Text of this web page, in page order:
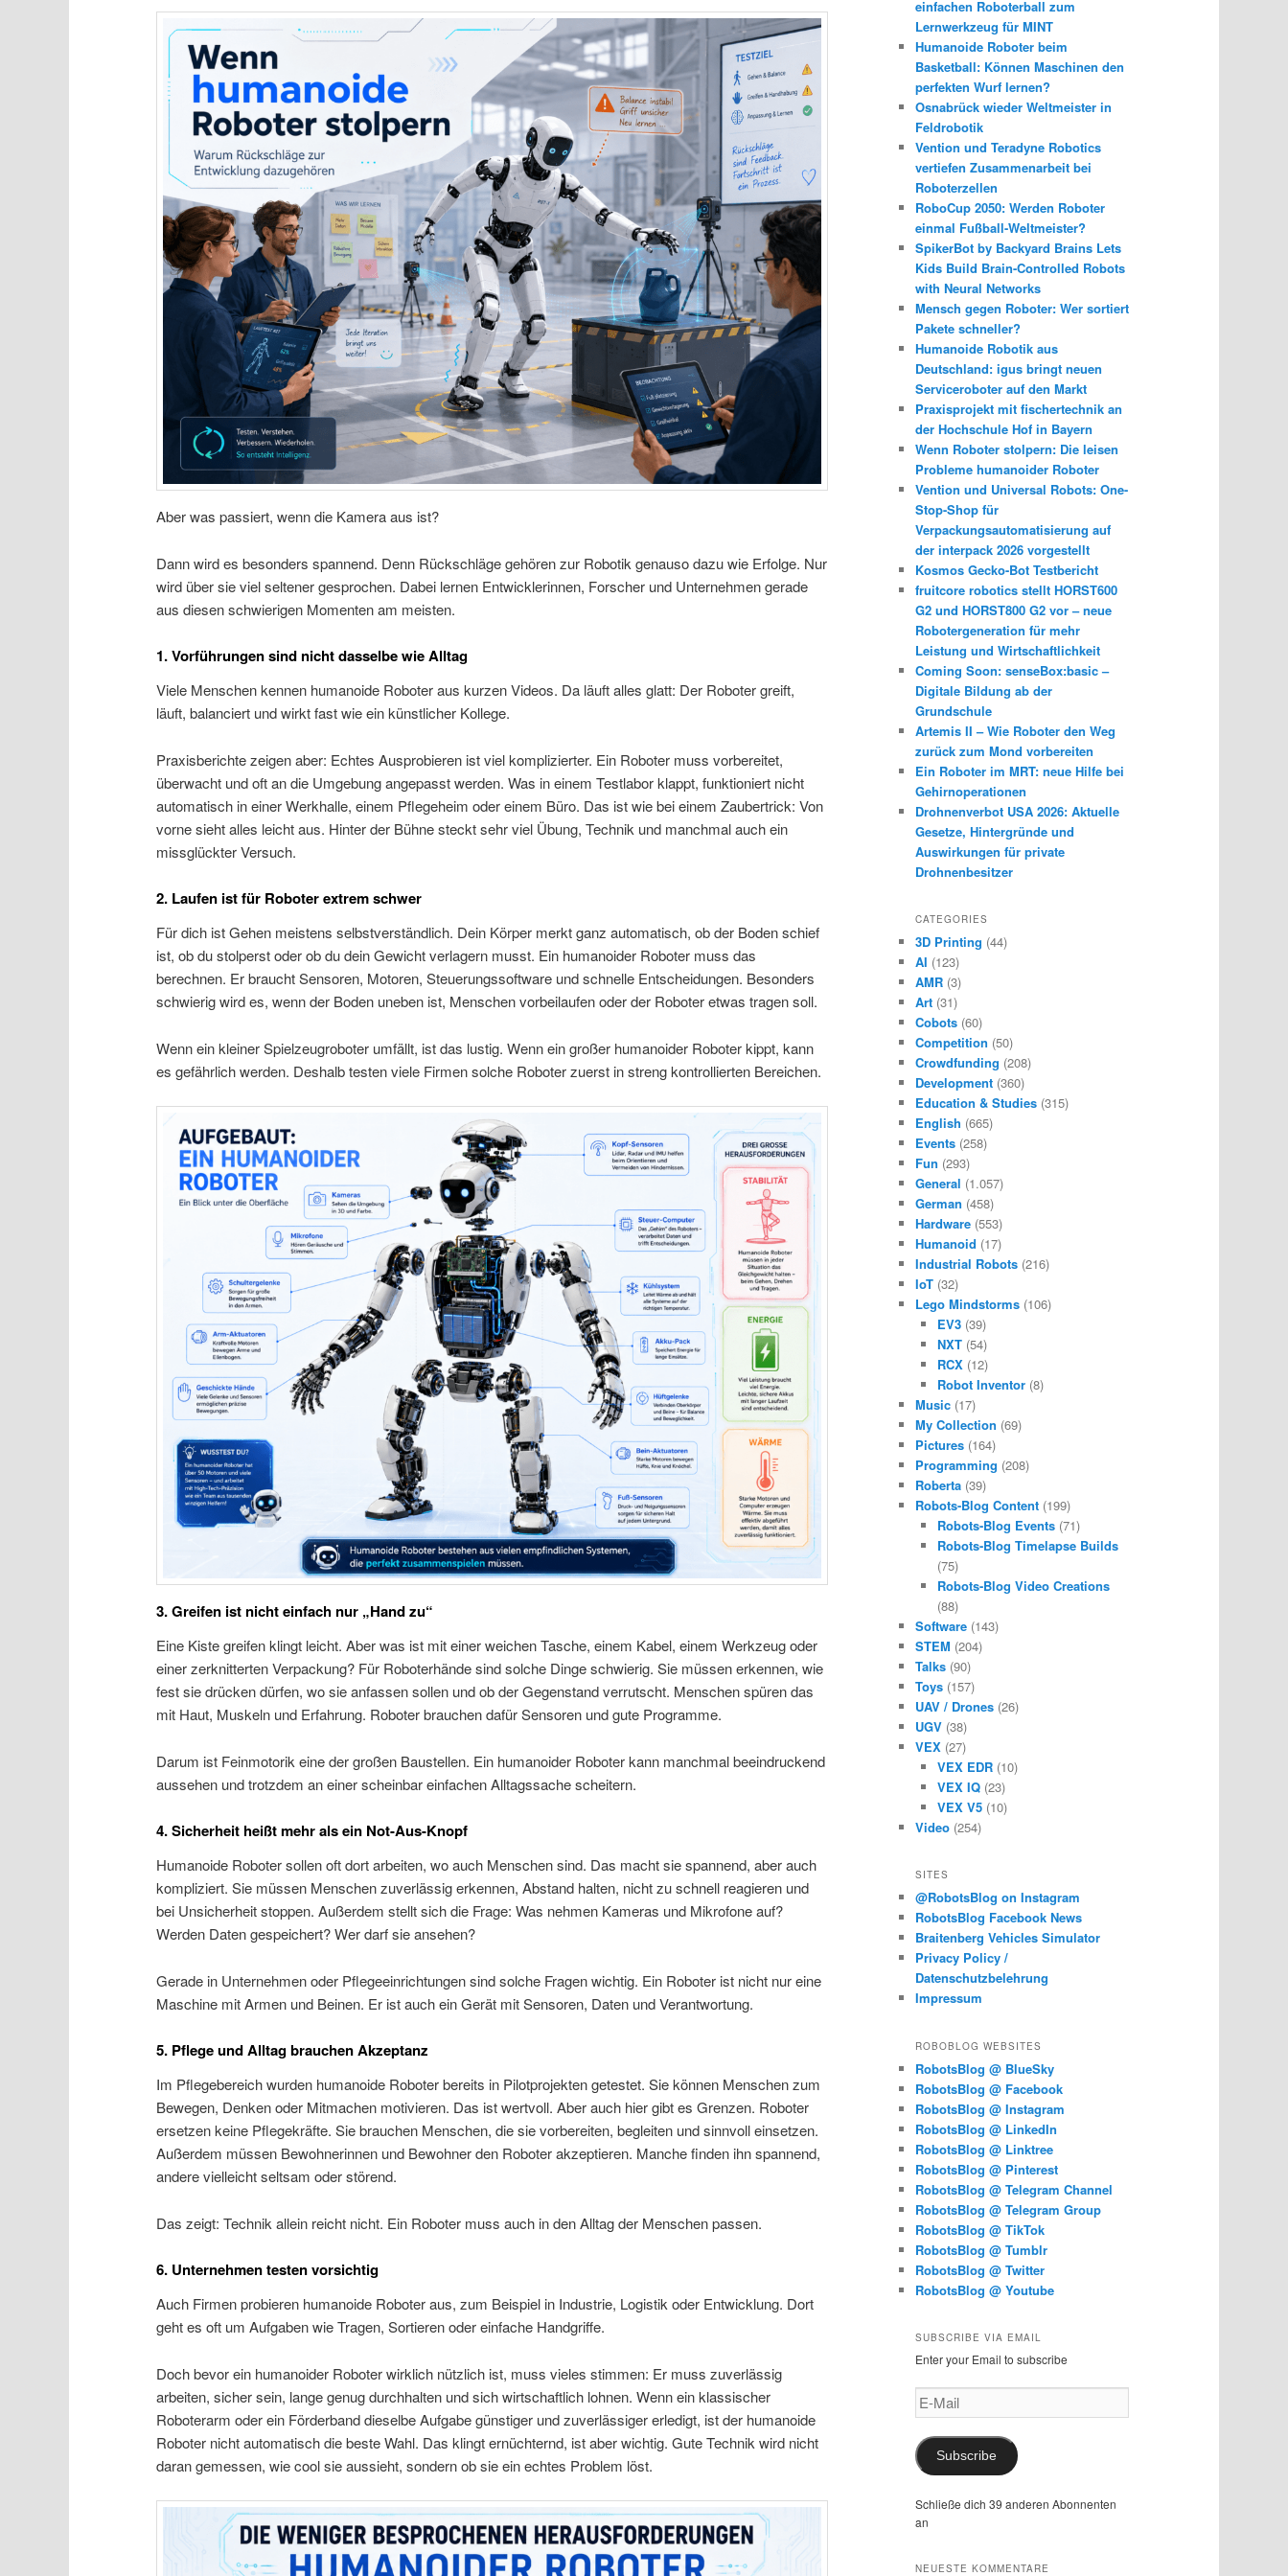
Aber was passiert, wenn die Kamera aus ist?
Dann wird es besonders spannend. Denn Rückschläge gehören zur Robotik genauso dazu wie Erfolge. Nur
wird über sie viel seltener gesprochen. Dabei lernen Entwicklerinnen, Forscher und Unternehmen gerade
aus diesen schwierigen Momenten am meisten.
1. Vorführungen sind nicht dasselbe wie Alltag
Viele Menschen kennen humanoide Roboter aus kurzen Videos. Da läuft alles glatt: Der Roboter greift,
läuft, balanciert und wirkt fast wie ein künstlicher Kollege.
Praxisberichte zeigen aber: Echtes Ausprobieren ist viel komplizierter. Ein Roboter muss vorbereitet,
überwacht und oft an die Umgebung angepasst werden. Was in einem Testlabor klappt, funktioniert nicht
automatisch in einer Werkhalle, einem Pflegeheim oder einem Büro. Das ist wie bei einem Zaubertrick: Von
vorne sieht alles leicht aus. Hinter der Bühne steckt sehr viel Übung, Technik und manchmal auch ein
missglückter Versuch.
2. Laufen ist für Roboter extrem schwer
Für dich ist Gehen meistens selbstverständlich. Dein Körper merkt ganz automatisch, ob der Boden schief
ist, ob du stolperst oder ob du dein Gewicht verlagern musst. Ein humanoider Roboter muss das
berechnen. Er braucht Sensoren, Motoren, Steuerungssoftware und schnelle Entscheidungen. Besonders
schwierig wird es, wenn der Boden uneben ist, Menschen vorbeilaufen oder der Roboter etwas tragen soll.
Wenn ein kleiner Spielzeugroboter umfällt, ist das lustig. Wenn ein großer humanoider Roboter kippt, kann
es gefährlich werden. Deshalb testen viele Firmen solche Roboter zuerst in streng kontrollierten Bereichen.
3. Greifen ist nicht einfach nur „Hand zu“
Eine Kiste greifen klingt leicht. Aber was ist mit einer weichen Tasche, einem Kabel, einem Werkzeug oder
einer zerknitterten Verpackung? Für Roboterhände sind solche Dinge schwierig. Sie müssen erkennen, wie
fest sie drücken dürfen, wo sie anfassen sollen und ob der Gegenstand verrutscht. Menschen spüren das
mit Haut, Muskeln und Erfahrung. Roboter brauchen dafür Sensoren und gute Programme.
Darum ist Feinmotorik eine der großen Baustellen. Ein humanoider Roboter kann manchmal beeindruckend
aussehen und trotzdem an einer scheinbar einfachen Alltagssache scheitern.
4. Sicherheit heißt mehr als ein Not-Aus-Knopf
Humanoide Roboter sollen oft dort arbeiten, wo auch Menschen sind. Das macht sie spannend, aber auch
kompliziert. Sie müssen Menschen zuverlässig erkennen, Abstand halten, nicht zu schnell reagieren und
bei Unsicherheit stoppen. Außerdem stellt sich die Frage: Was nehmen Kameras und Mikrofone auf?
Werden Daten gespeichert? Wer darf sie ansehen?
Gerade in Unternehmen oder Pflegeeinrichtungen sind solche Fragen wichtig. Ein Roboter ist nicht nur eine
Maschine mit Armen und Beinen. Er ist auch ein Gerät mit Sensoren, Daten und Verantwortung.
5. Pflege und Alltag brauchen Akzeptanz
Im Pflegebereich wurden humanoide Roboter bereits in Pilotprojekten getestet. Sie können Menschen zum
Bewegen, Denken oder Mitmachen motivieren. Das ist wertvoll. Aber auch hier gibt es Grenzen. Roboter
ersetzen keine Pflegekräfte. Sie brauchen Menschen, die sie vorbereiten, begleiten und sinnvoll einsetzen.
Außerdem müssen Bewohnerinnen und Bewohner den Roboter akzeptieren. Manche finden ihn spannend,
andere vielleicht seltsam oder störend.
Das zeigt: Technik allein reicht nicht. Ein Roboter muss auch in den Alltag der Menschen passen.
6. Unternehmen testen vorsichtig
Auch Firmen probieren humanoide Roboter aus, zum Beispiel in Industrie, Logistik oder Entwicklung. Dort
geht es oft um Aufgaben wie Tragen, Sortieren oder einfache Handgriffe.
Doch bevor ein humanoider Roboter wirklich nützlich ist, muss vieles stimmen: Er muss zuverlässig
arbeiten, sicher sein, lange genug durchhalten und sich wirtschaftlich lohnen. Wenn ein klassischer
Roboterarm oder ein Förderband dieselbe Aufgabe günstiger und zuverlässiger erledigt, ist der humanoide
Roboter nicht automatisch die beste Wahl. Das klingt ernüchternd, ist aber wichtig. Gute Technik wird nicht
daran gemessen, wie cool sie aussieht, sondern ob sie ein echtes Problem löst.
einfachen Roboterball zum
Lernwerkzeug für MINT
Humanoide Roboter beim
Basketball: Können Maschinen den
perfekten Wurf lernen?
Osnabrück wieder Weltmeister in
Feldrobotik
Vention und Teradyne Robotics
vertiefen Zusammenarbeit bei
Roboterzellen
RoboCup 2050: Werden Roboter
einmal Fußball-Weltmeister?
SpikerBot by Backyard Brains Lets
Kids Build Brain-Controlled Robots
with Neural Networks
Mensch gegen Roboter: Wer sortiert
Pakete schneller?
Humanoide Robotik aus
Deutschland: igus bringt neuen
Serviceroboter auf den Markt
Praxisprojekt mit fischertechnik an
der Hochschule Hof in Bayern
Wenn Roboter stolpern: Die leisen
Probleme humanoider Roboter
Vention und Universal Robots: One-
Stop-Shop für
Verpackungsautomatisierung auf
der interpack 2026 vorgestellt
Kosmos Gecko-Bot Testbericht
fruitcore robotics stellt HORST600
G2 und HORST800 G2 vor – neue
Robotergeneration für mehr
Leistung und Wirtschaftlichkeit
Coming Soon: senseBox:basic –
Digitale Bildung ab der
Grundschule
Artemis II – Wie Roboter den Weg
zurück zum Mond vorbereiten
Ein Roboter im MRT: neue Hilfe bei
Gehirnoperationen
Drohnenverbot USA 2026: Aktuelle
Gesetze, Hintergründe und
Auswirkungen für private
Drohnenbesitzer
CATEGORIES
3D Printing (44)
AI (123)
AMR (3)
Art (31)
Cobots (60)
Competition (50)
Crowdfunding (208)
Development (360)
Education & Studies (315)
English (665)
Events (258)
Fun (293)
General (1.057)
German (458)
Hardware (553)
Humanoid (17)
Industrial Robots (216)
IoT (32)
Lego Mindstorms (106)
EV3(39)
NXT(54)
RCX(12)
Robot Inventor(8)
Music (17)
My Collection (69)
Pictures (164)
Programming (208)
Roberta (39)
Robots-Blog Content (199)
Robots-Blog Events(71)
Robots-Blog Timelapse Builds
(75)
Robots-Blog Video Creations
(88)
Software (143)
STEM (204)
Talks (90)
Toys (157)
UAV / Drones (26)
UGV (38)
VEX (27)
VEX EDR(10)
VEX IQ(23)
VEX V5(10)
Video (254)
SITES
@RobotsBlog on Instagram
RobotsBlog Facebook News
Braitenberg Vehicles Simulator
Privacy Policy /
Datenschutzbelehrung
Impressum
ROBOBLOG WEBSITES
RobotsBlog @ BlueSky
RobotsBlog @ Facebook
RobotsBlog @ Instagram
RobotsBlog @ LinkedIn
RobotsBlog @ Linktree
RobotsBlog @ Pinterest
RobotsBlog @ Telegram Channel
RobotsBlog @ Telegram Group
RobotsBlog @ TikTok
RobotsBlog @ Tumblr
RobotsBlog @ Twitter
RobotsBlog @ Youtube
SUBSCRIBE VIA EMAIL
Enter your Email to subscribe
E-
Mail
Subscribe
Schließe dich 39 anderen Abonnenten
an
NEUESTE KOMMENTARE